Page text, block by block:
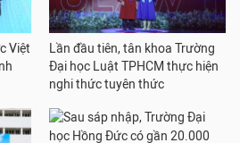
Việt
Lần đầu tiên, tân khoa Trường
Đại học Luật TPHCM thực hiện
nghi thức tuyên thức